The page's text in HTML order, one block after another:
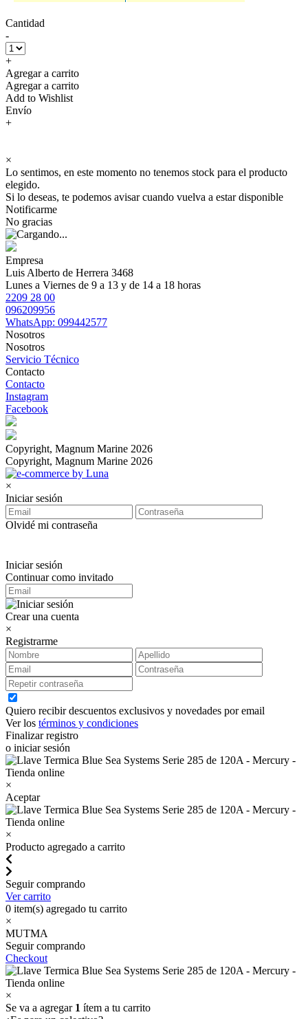
Cantidad
-
+
Agregar a carrito
Agregar a carrito
Add to Wishlist
Envío
+
×
Lo sentimos, en este momento no tenemos stock para el producto
elegido.
Si lo deseas, te podemos avisar cuando vuelva a estar disponible
Notificarme
No gracias
Empresa
Luis Alberto de Herrera 3468
Lunes a Viernes de 9 a 13 y de 14 a 18 horas
2209 28 00
096209956
WhatsApp: 099442577
Nosotros
Nosotros
Servicio Técnico
Contacto
Contacto
Instagram
Facebook
Copyright, Magnum Marine 2026
Copyright, Magnum Marine 2026
×
Iniciar sesión
Olvidé mi contraseña
Iniciar sesión
Continuar como invitado
Crear una cuenta
×
Registrarme
Quiero recibir descuentos exclusivos y novedades por email
Ver los términos y condiciones
Finalizar registro
o iniciar sesión
×
Aceptar
×
Producto agregado a carrito
Seguir comprando
Ver carrito
0 item(s) agregado tu carrito
×
MUTMA
Seguir comprando
Checkout
×
Se va a agregar 1 ítem a tu carrito